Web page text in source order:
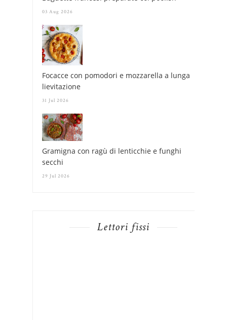
03 Aug 2026
Focacce con pomodori e mozzarella a lunga
lievitazione
31 Jul 2026
Gramigna con ragù di lenticchie e funghi
secchi
29 Jul 2026
Lettori fissi